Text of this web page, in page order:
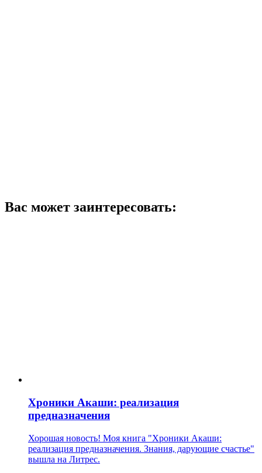
Вас может заинтересовать:
Хроники Акаши: реализация
предназначения
Хорошая новость! Моя книга "Хроники Акаши:
реализация предназначения. Знания, дарующие счастье"
вышла на Литрес.